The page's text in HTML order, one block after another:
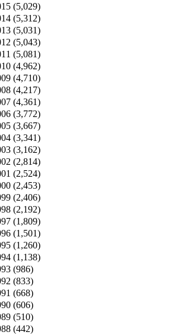
(5,029)
(5,312)
(5,031)
(5,043)
(5,081)
(4,962)
(4,710)
(4,217)
(4,361)
(3,772)
(3,667)
(3,341)
(3,162)
(2,814)
(2,524)
(2,453)
(2,406)
(2,192)
(1,809)
(1,501)
(1,260)
(1,138)
(986)
(833)
(668)
(606)
(510)
(442)